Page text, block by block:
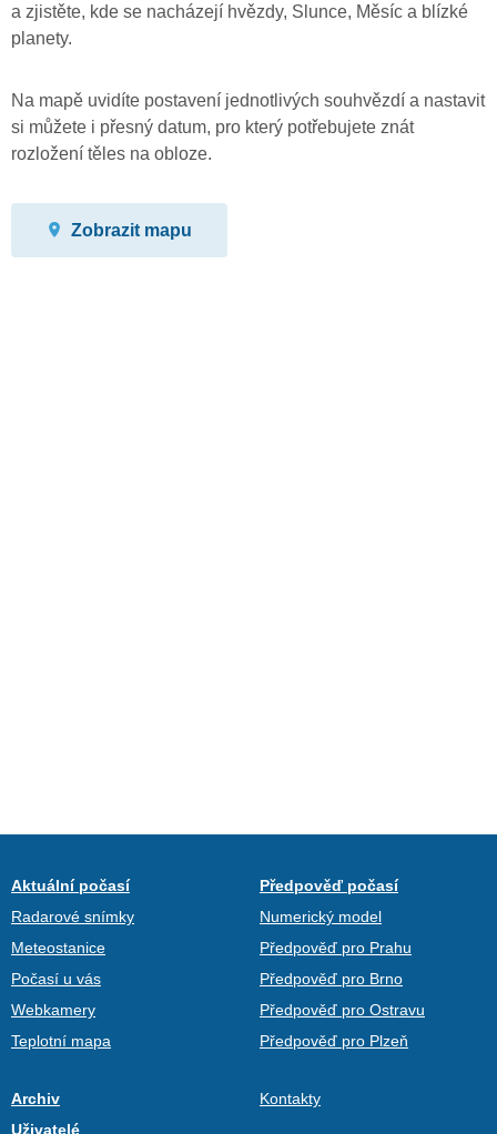
a zjistěte, kde se nacházejí hvězdy, Slunce, Měsíc a blízké
planety.
Na mapě uvidíte postavení jednotlivých souhvězdí a nastavit
si můžete i přesný datum, pro který potřebujete znát
rozložení těles na obloze.
Zobrazit mapu
Aktuální počasí
Radarové snímky
Meteostanice
Počasí u vás
Webkamery
Teplotní mapa
Předpověď počasí
Numerický model
Předpověď pro Prahu
Předpověď pro Brno
Předpověď pro Ostravu
Předpověď pro Plzeň
Archiv
Uživatelé
Kontakty